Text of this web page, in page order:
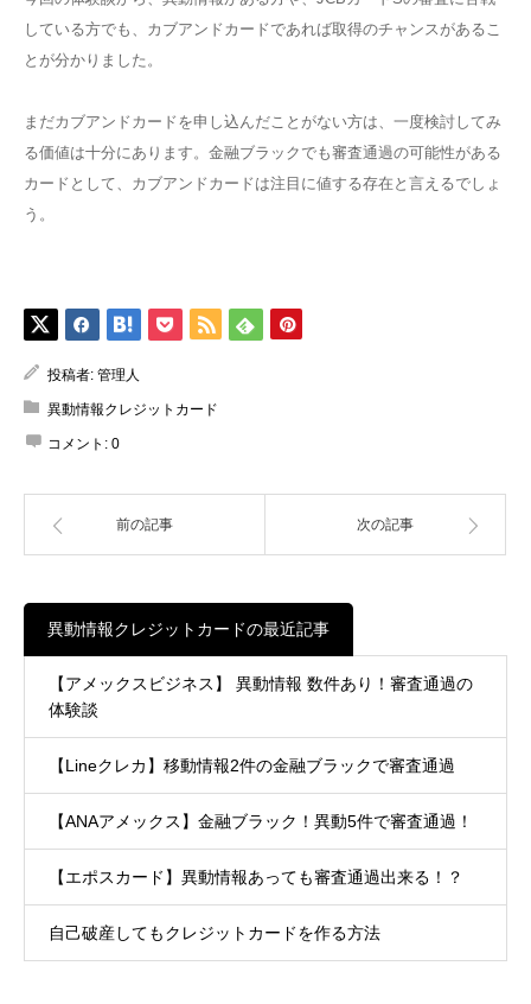
している方でも、カブアンドカードであれば取得のチャンスがあるこ
とが分かりました。
まだカブアンドカードを申し込んだことがない方は、一度検討してみ
る価値は十分にあります。金融ブラックでも審査通過の可能性がある
カードとして、カブアンドカードは注目に値する存在と言えるでしょ
う。
投稿者: 管理人
異動情報クレジットカード
コメント: 0
前の記事 次の記事
異動情報クレジットカードの最近記事
【アメックスビジネス】 異動情報 数件あり！審査通過の
体験談
【Lineクレカ】移動情報2件の金融ブラックで審査通過
【ANAアメックス】金融ブラック！異動5件で審査通過！
【エポスカード】異動情報あっても審査通過出来る！？
自己破産してもクレジットカードを作る方法